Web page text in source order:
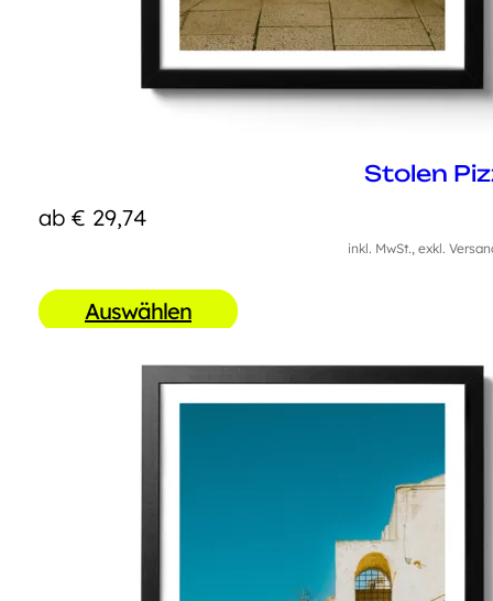
Stolen
ab € 29,74
inkl. MwSt., exkl.
Auswählen